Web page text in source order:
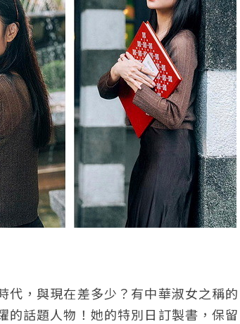
，與現在差多少？有中華淑女之稱
話題人物！她的特別日訂製書，保